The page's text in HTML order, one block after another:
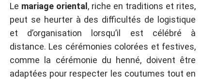
Le mariage oriental, riche en traditions et rites,
peut se heurter à des difficultés de logistique
et d’organisation lorsqu’il est célébré à
distance. Les cérémonies colorées et festives,
comme la cérémonie du henné, doivent être
adaptées pour respecter les coutumes tout en